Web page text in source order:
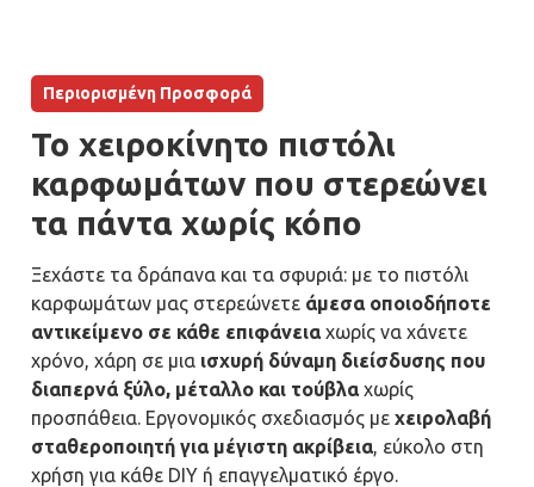
Περιορισμένη Προσφορά
Το χειροκίνητο πιστόλι
καρφωμάτων που στερεώνει
τα πάντα χωρίς κόπο
Ξεχάστε τα δράπανα και τα σφυριά: με το πιστόλι
καρφωμάτων μας στερεώνετε άμεσα οποιοδήποτε
αντικείμενο σε κάθε επιφάνειαχωρίς να χάνετε
χρόνο, χάρη σε μια ισχυρή δύναμη διείσδυσης που
διαπερνά ξύλο, μέταλλο και τούβλαχωρίς
προσπάθεια. Εργονομικός σχεδιασμός με χειρολαβή
σταθεροποιητή για μέγιστη ακρίβεια, εύκολο στη
χρήση για κάθε DIY ή επαγγελματικό έργο.